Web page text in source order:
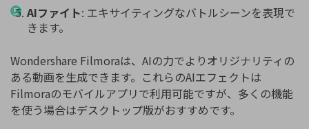
AIファイト: エキサイティングなバトルシーンを表現で
きます。
Wondershare Filmoraは、AIの力でよりオリジナリティの
ある動画を生成できます。これらのAIエフェクトは
Filmoraのモバイルアプリで利用可能ですが、多くの機能
を使う場合はデスクトップ版がおすすめです。